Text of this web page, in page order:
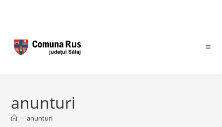
anunturi
> anunturi